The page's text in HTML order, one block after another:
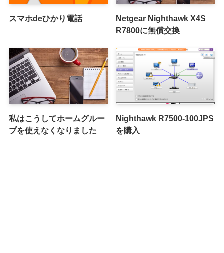
スマホdeひかり電話
Netgear Nighthawk X4S
R7800に無償交換
私はこうしてホームグルー
プを使えなくなりました
Nighthawk R7500-100JPS
を購入